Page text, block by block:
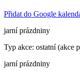
Přidat do Google
jarní prázdniny
Typ akce: ostatní (akce
jarní prázdniny